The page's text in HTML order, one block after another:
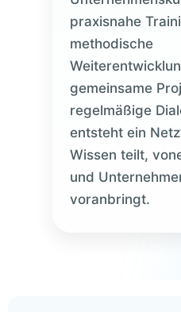
praxisnahe
methodische
gemeinsame
regelmäßige
entsteht ein
Wissen teilt,
und
voranbringt.